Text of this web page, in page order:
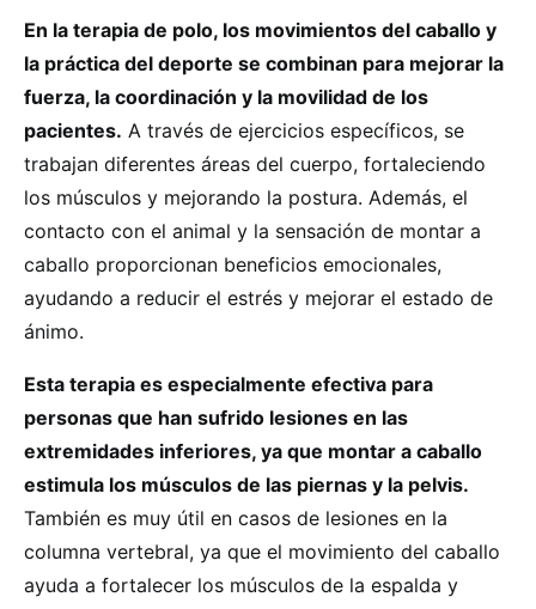
En la terapia de polo, los movimientos del caballo y
la práctica del deporte se combinan para mejorar la
fuerza, la coordinación y la movilidad de los
pacientes. A través de ejercicios específicos, se
trabajan diferentes áreas del cuerpo, fortaleciendo
los músculos y mejorando la postura. Además, el
contacto con el animal y la sensación de montar a
caballo proporcionan beneficios emocionales,
ayudando a reducir el estrés y mejorar el estado de
ánimo.
Esta terapia es especialmente efectiva para
personas que han sufrido lesiones en las
extremidades inferiores, ya que montar a caballo
estimula los músculos de las piernas y la pelvis.
También es muy útil en casos de lesiones en la
columna vertebral, ya que el movimiento del caballo
ayuda a fortalecer los músculos de la espalda y